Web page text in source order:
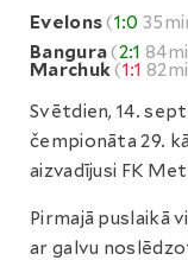
Evelons(1:0
Bangura(2:1
Marchuk(1:1
Svētdien, 14.
čempionāta 29.
aizvadījusi FK
Pirmajā puslaikā
ar galvu